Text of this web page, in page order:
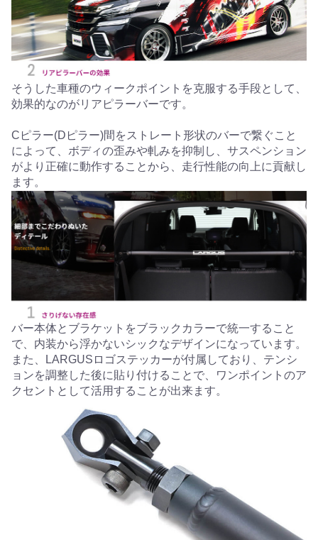
そうした車種のウィークポイントを克服する手段として、
効果的なのがリアピラーバーです。
Cピラー(Dピラー)間をストレート形状のバーで繋ぐこと
によって、ボディの歪みや軋みを抑制し、サスペンション
がより正確に動作することから、走行性能の向上に貢献し
ます。
バー本体とブラケットをブラックカラーで統一すること
で、内装から浮かないシックなデザインになっています。
また、LARGUSロゴステッカーが付属しており、テンシ
ョンを調整した後に貼り付けることで、ワンポイントのア
クセントとして活用することが出来ます。